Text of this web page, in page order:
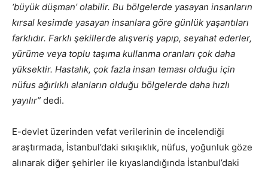
‘büyük düşman’ olabilir. Bu bölgelerde yasayan insanların
kırsal kesimde yasayan insanlara göre günlük yaşantıları
farklıdır. Farklı şekillerde alışveriş yapıp, seyahat ederler,
yürüme veya toplu taşıma kullanma oranları çok daha
yüksektir. Hastalık, çok fazla insan teması olduğu için
nüfus ağırlıklı alanların olduğu bölgelerde daha hızlı
yayılır” dedi.
E-devlet üzerinden vefat verilerinin de incelendiği
araştırmada, İstanbul’daki sıkışıklık, nüfus, yoğunluk göze
alınarak diğer şehirler ile kıyaslandığında İstanbul’daki